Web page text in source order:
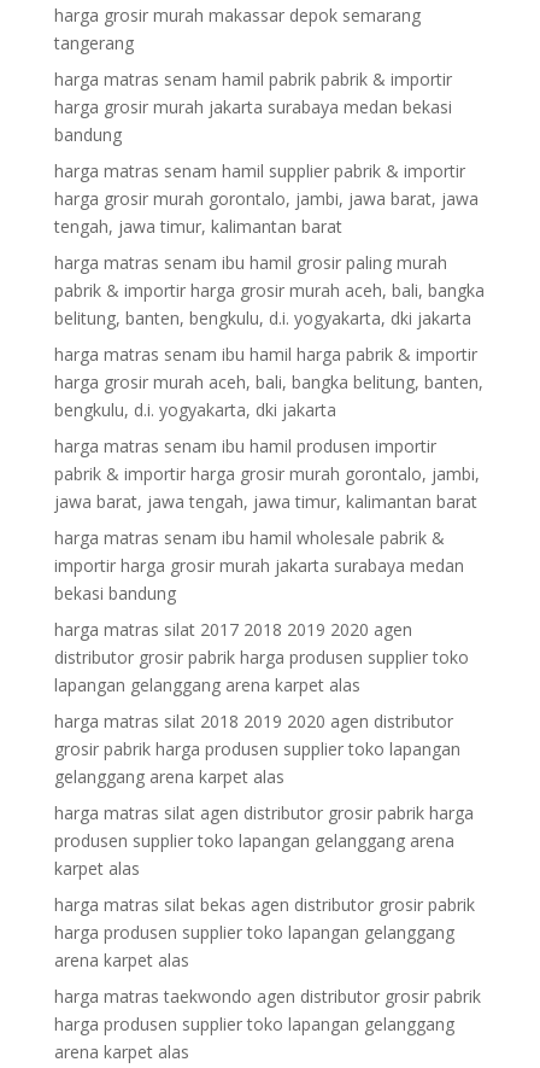
harga grosir murah makassar depok semarang
tangerang
harga matras senam hamil pabrik pabrik & importir
harga grosir murah jakarta surabaya medan bekasi
bandung
harga matras senam hamil supplier pabrik & importir
harga grosir murah gorontalo, jambi, jawa barat, jawa
tengah, jawa timur, kalimantan barat
harga matras senam ibu hamil grosir paling murah
pabrik & importir harga grosir murah aceh, bali, bangka
belitung, banten, bengkulu, d.i. yogyakarta, dki jakarta
harga matras senam ibu hamil harga pabrik & importir
harga grosir murah aceh, bali, bangka belitung, banten,
bengkulu, d.i. yogyakarta, dki jakarta
harga matras senam ibu hamil produsen importir
pabrik & importir harga grosir murah gorontalo, jambi,
jawa barat, jawa tengah, jawa timur, kalimantan barat
harga matras senam ibu hamil wholesale pabrik &
importir harga grosir murah jakarta surabaya medan
bekasi bandung
harga matras silat 2017 2018 2019 2020 agen
distributor grosir pabrik harga produsen supplier toko
lapangan gelanggang arena karpet alas
harga matras silat 2018 2019 2020 agen distributor
grosir pabrik harga produsen supplier toko lapangan
gelanggang arena karpet alas
harga matras silat agen distributor grosir pabrik harga
produsen supplier toko lapangan gelanggang arena
karpet alas
harga matras silat bekas agen distributor grosir pabrik
harga produsen supplier toko lapangan gelanggang
arena karpet alas
harga matras taekwondo agen distributor grosir pabrik
harga produsen supplier toko lapangan gelanggang
arena karpet alas